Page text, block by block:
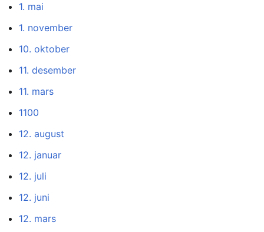
1. mai
1. november
10. oktober
11. desember
11. mars
1100
12. august
12. januar
12. juli
12. juni
12. mars